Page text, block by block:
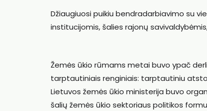
Džiaugiuosi puikiu bendradarbiavimo su
institucijomis, šalies rajonų
Žemės ūkio rūmams metai buvo ypač
tarptautiniais renginiais: tarptautiniu
Lietuvos žemės ūkio ministerija buvo
šalių žemės ūkio sektoriaus politikos